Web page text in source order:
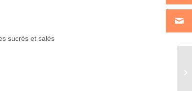
sucrés et salés